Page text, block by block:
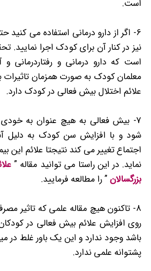
است.
6- اگر از دارو درمانی استفاده می کنید
نیز در کنار آن برای کودک اجرا نمایید.
است که دارو درمانی و رفتاردرمانی
معلمان کودک به صورت همزمان
علائم اختلال بیش فعالی در کودک دارد.
7- بیش فعالی به هیچ عنوان به
شود و با افزایش سن کودک به دلیل
اجتماع تغییر می کند نتیجتا علائم این
نماید. در این راستا می توانید مقاله ”
بزرگسالان ” را مطالعه فرمایید.
8- تاکنون هیچ مقاله علمی که تاثیر
روی افزایش علائم بیش فعالی در
باشد وجود ندارد و این یک باور غلط در
پشتوانه علمی ندارد.